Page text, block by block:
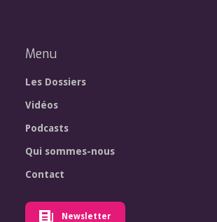
Menu
Les Dossiers
Vidéos
Podcasts
Qui sommes-nous
Contact
Newsletter